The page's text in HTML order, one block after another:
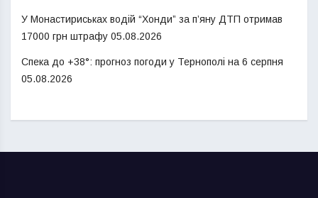
У Монастириськах водій “Хонди” за п’яну ДТП отримав
17000 грн штрафу 05.08.2026
Спека до +38°: прогноз погоди у Тернополі на 6 серпня
05.08.2026